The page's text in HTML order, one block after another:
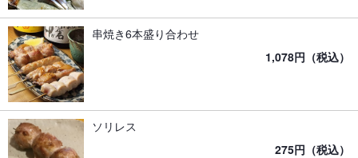
串焼き6本盛り合わせ
1,078円（税込）
ソリレス
275円（税込）